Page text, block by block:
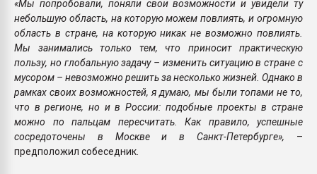
«Мы попробовали, поняли свои возможности и увидели ту
небольшую область, на которую можем повлиять, и огромную
область в стране, на которую никак не возможно повлиять.
Мы занимались только тем, что приносит практическую
пользу, но глобальную задачу – изменить ситуацию в стране с
мусором – невозможно решить за несколько жизней. Однако в
рамках своих возможностей, я думаю, мы были топами не то,
что в регионе, но и в России: подобные проекты в стране
можно по пальцам пересчитать. Как правило, успешные
сосредоточены в Москве и в Санкт-Петербурге», –
предположил собеседник.